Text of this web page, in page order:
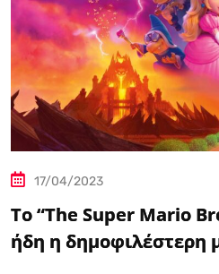
17/04/2023
Το “The Super Mario
ήδη η δημοφιλέστερη